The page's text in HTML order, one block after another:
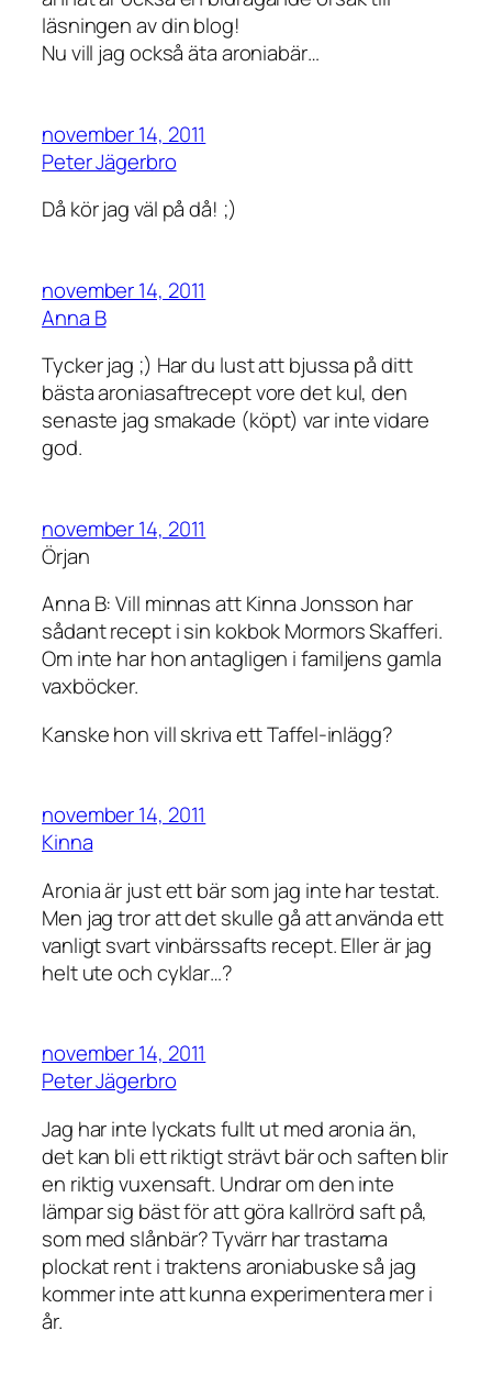
läsningen av din blog!
Nu vill jag också äta aroniabär…
november 14, 2011
Peter Jägerbro
Då kör jag väl på då! ;)
november 14, 2011
Anna B
Tycker jag ;) Har du lust att bjussa på ditt
bästa aroniasaftrecept vore det kul, den
senaste jag smakade (köpt) var inte vidare
god.
november 14, 2011
Örjan
Anna B: Vill minnas att Kinna Jonsson har
sådant recept i sin kokbok Mormors Skafferi.
Om inte har hon antagligen i familjens gamla
vaxböcker.
Kanske hon vill skriva ett Taffel-inlägg?
november 14, 2011
Kinna
Aronia är just ett bär som jag inte har testat.
Men jag tror att det skulle gå att använda ett
vanligt svart vinbärssafts recept. Eller är jag
helt ute och cyklar…?
november 14, 2011
Peter Jägerbro
Jag har inte lyckats fullt ut med aronia än,
det kan bli ett riktigt strävt bär och saften blir
en riktig vuxensaft. Undrar om den inte
lämpar sig bäst för att göra kallrörd saft på,
som med slånbär? Tyvärr har trastarna
plockat rent i traktens aroniabuske så jag
kommer inte att kunna experimentera mer i
år.